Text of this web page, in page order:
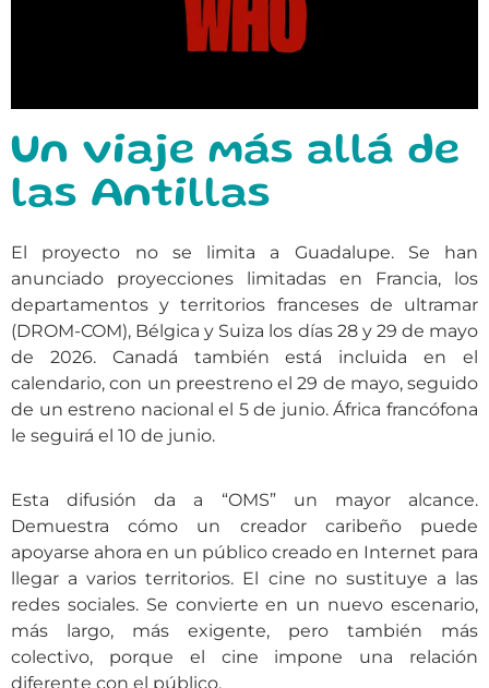
Un viaje más allá de
las Antillas
El proyecto no se limita a Guadalupe. Se han
anunciado proyecciones limitadas en Francia, los
departamentos y territorios franceses de ultramar
(DROM-COM), Bélgica y Suiza los días 28 y 29 de mayo
de 2026. Canadá también está incluida en el
calendario, con un preestreno el 29 de mayo, seguido
de un estreno nacional el 5 de junio. África francófona
le seguirá el 10 de junio.
Esta difusión da a “OMS” un mayor alcance.
Demuestra cómo un creador caribeño puede
apoyarse ahora en un público creado en Internet para
llegar a varios territorios. El cine no sustituye a las
redes sociales. Se convierte en un nuevo escenario,
más largo, más exigente, pero también más
colectivo, porque el cine impone una relación
diferente con el público.